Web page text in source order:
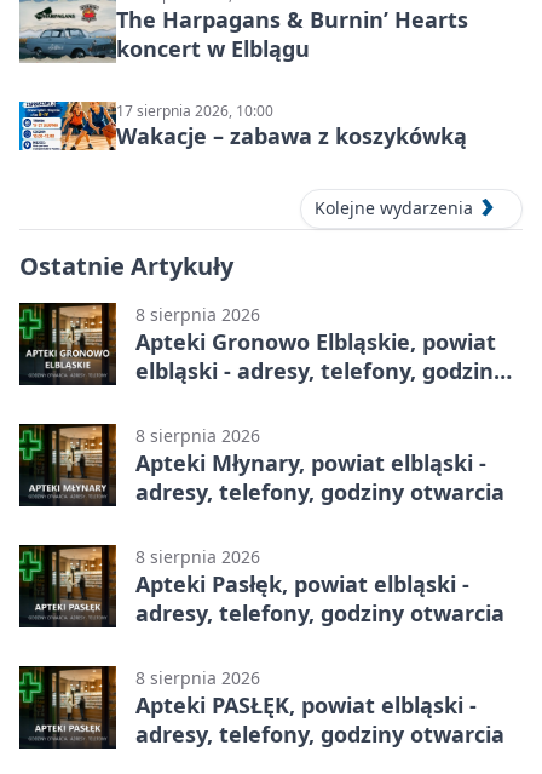
The Harpagans & Burnin’ Hearts
koncert w Elblągu
17 sierpnia 2026, 10:00
Wakacje – zabawa z koszykówką
Kolejne wydarzenia
Ostatnie Artykuły
8 sierpnia 2026
Apteki Gronowo Elbląskie, powiat
elbląski - adresy, telefony, godziny
8 sierpnia 2026
Apteki Młynary, powiat elbląski -
adresy, telefony, godziny otwarcia
8 sierpnia 2026
Apteki Pasłęk, powiat elbląski -
adresy, telefony, godziny otwarcia
8 sierpnia 2026
Apteki PASŁĘK, powiat elbląski -
adresy, telefony, godziny otwarcia